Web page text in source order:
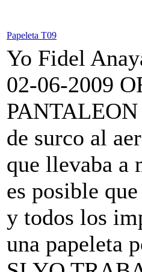
Papeleta T09
Yo Fidel
02-06-2009
de surco al
que llevaba a
es posible
y todos los
una papeleta